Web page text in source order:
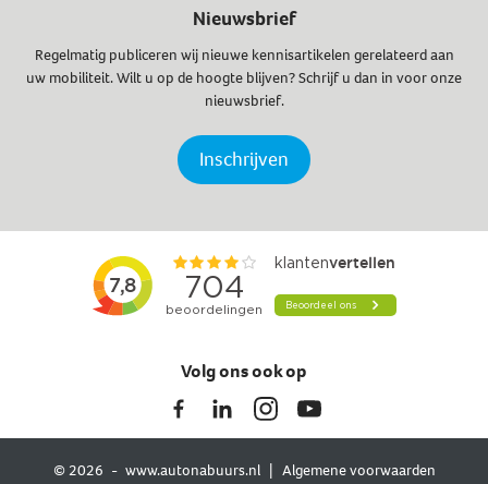
Nieuwsbrief
Regelmatig publiceren wij nieuwe kennisartikelen gerelateerd aan
uw mobiliteit. Wilt u op de hoogte blijven? Schrijf u dan in voor onze
nieuwsbrief.
Inschrijven
Volg ons ook op
© 2026 www.autonabuurs.nl
Algemene voorwaarden